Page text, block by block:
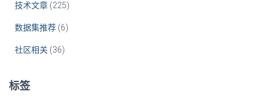
技术文章 (225)
数据集推荐 (6)
社区相关 (36)
标签